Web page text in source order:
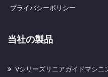
プライバシーポリシー
当社の製品
Vシリーズリニアガイドマシニ